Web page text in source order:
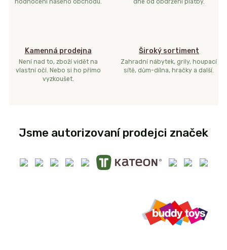
hodnocení našeho obchodu.
dne od obdržení platby.
Kamenná prodejna
Není nad to, zboží vidět na
vlastní oči. Nebo si ho přímo
vyzkoušet.
Široký sortiment
Zahradní nábytek, grily, houpací
sítě, dům-dílna, hračky a další.
Jsme autorizovaní prodejci značek